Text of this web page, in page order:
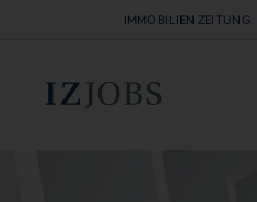
IMMOBILIEN ZEITUNG